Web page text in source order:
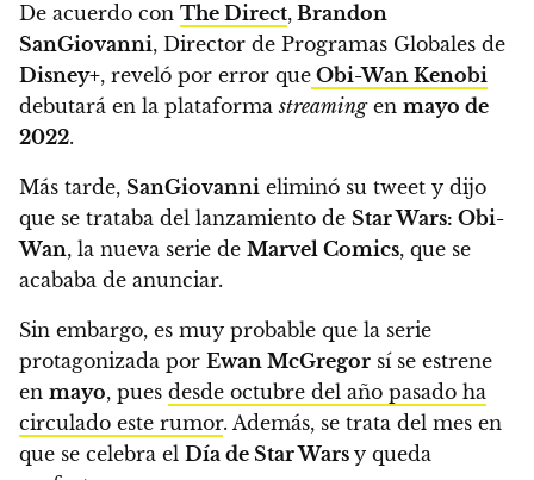
De acuerdo con The Direct, Brandon
SanGiovanni, Director de Programas Globales de
Disney+, reveló por error que Obi-Wan Kenobi
debutará en la plataformastreamingen mayo de
2022.
Más tarde, SanGiovanni eliminó su tweet y dijo
que se trataba del lanzamiento de Star Wars: Obi-
Wan, la nueva serie de Marvel Comics, que se
acababa de anunciar.
Sin embargo, es muy probable que la serie
protagonizada por Ewan McGregor sí se estrene
en mayo, pues desde octubre del año pasado ha
circulado este rumor. Además, se trata del mes en
que se celebra el Día de Star Wars y queda